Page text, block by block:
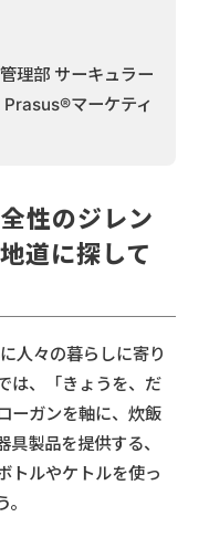
理部 サーキュラー
マーケティ
性のジレン
道に探して
人々の暮らしに寄り
は、「きょうを、だ
ーガンを軸に、炊飯
製品を提供する、
トルやケトルを使っ